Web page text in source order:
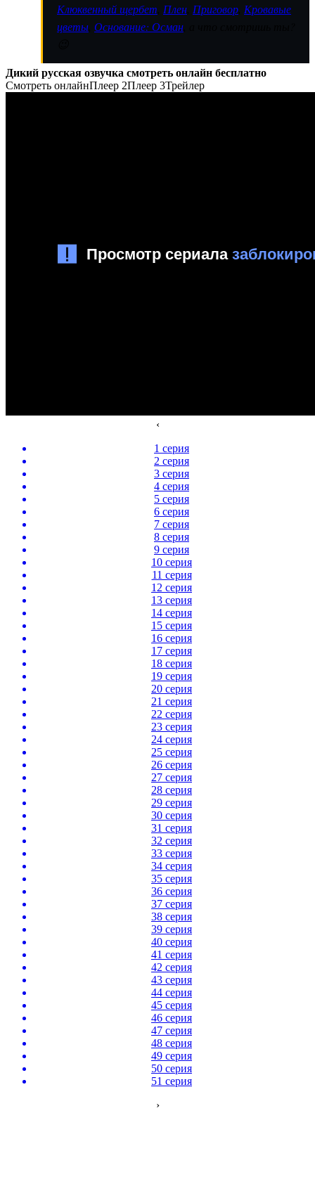
Клюквенный щербет Плен Приговор Кровавые
цветы Основание: Осман
Дикий русская озвучка смотреть онлайн бесплатно
Смотреть онлайнПлеер 2Плеер 3Трейлер
‹
1 серия
2 серия
3 серия
4 серия
5 серия
6 серия
7 серия
8 серия
9 серия
10 серия
11 серия
12 серия
13 серия
14 серия
15 серия
16 серия
17 серия
18 серия
19 серия
20 серия
21 серия
22 серия
23 серия
24 серия
25 серия
26 серия
27 серия
28 серия
29 серия
30 серия
31 серия
32 серия
33 серия
34 серия
35 серия
36 серия
37 серия
38 серия
39 серия
40 серия
41 серия
42 серия
43 серия
44 серия
45 серия
46 серия
47 серия
48 серия
49 серия
50 серия
51 серия
›